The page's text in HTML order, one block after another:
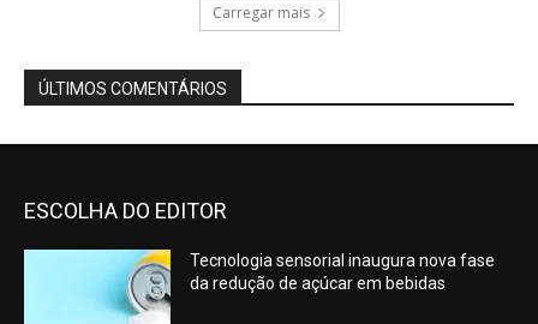
Carregar mais
ÚLTIMOS COMENTÁRIOS
ESCOLHA DO EDITOR
Tecnologia sensorial inaugura nova fase
da redução de açúcar em bebidas